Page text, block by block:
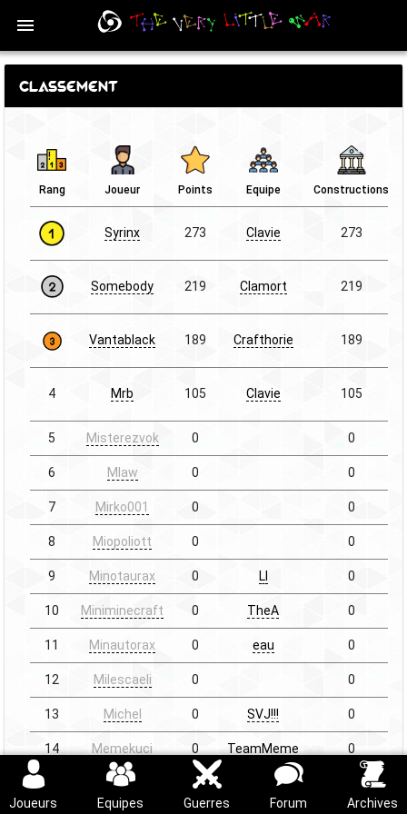
Joueurs Equipes Guerres Forum Archives
Classement
Rang Joueur Points Equipe Constructions
Syrinx 273 Clavie 273
Somebody 219 Clamort 219
Vantablack 189 Crafthorie 189
4 Mrb 105 Clavie 105
5 Misterezvok 0 0
6 Mlaw 0 0
7 Mirko001 0 0
8 Miopoliott 0 0
9 Minotaurax 0 LI 0
10 Miniminecraft 0 TheA 0
11 Minautorax 0 eau 0
12 Milescaeli 0 0
13 Michel 0 SVJ!!! 0
14 Memekuci 0 TeamMeme 0
15 Megaloman 0